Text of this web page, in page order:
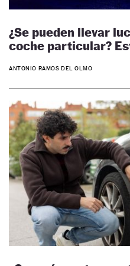
¿Se pueden llevar
coche particular?
ANTONIO RAMOS DEL OLMO